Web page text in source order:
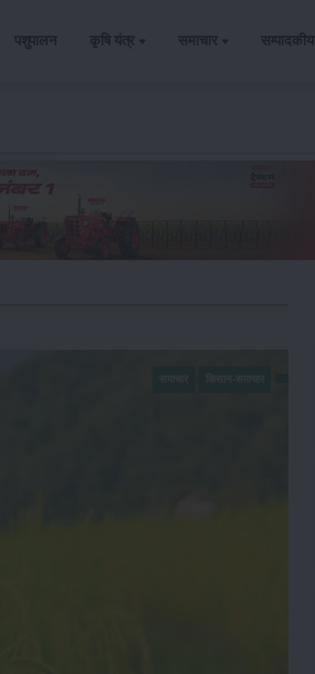
पशुपालन कृषि यंत्र समाचार सम्पादकीय